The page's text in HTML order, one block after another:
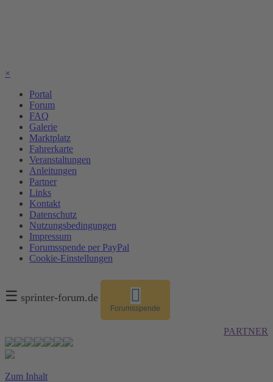
×
Portal
Forum
FAQ
Galerie
Marktplatz
Fahrerkarte
Veranstaltungen
Anleitungen
Partner
Links
Kontakt
Datenschutz
Nutzungsbedingungen
Impressum
Forumsspende per PayPal
Cookie-Einstellungen
☰ sprinter-forum.de
Forumsspende
PARTNER
Zum Inhalt